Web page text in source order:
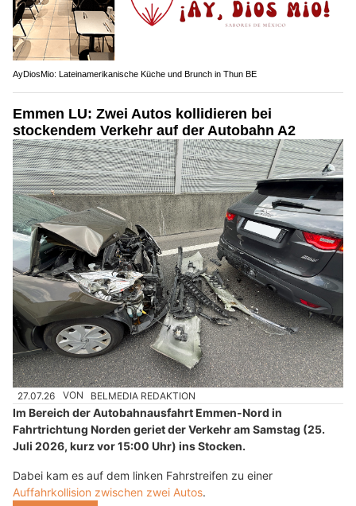
AyDiosMio: Lateinamerikanische Küche und Brunch in Thun BE
Emmen LU: Zwei Autos kollidieren bei
stockendem Verkehr auf der Autobahn A2
27.07.26 VON BELMEDIA REDAKTION
Im Bereich der Autobahnausfahrt Emmen-Nord in
Fahrtrichtung Norden geriet der Verkehr am Samstag (25.
Juli 2026, kurz vor 15:00 Uhr) ins Stocken.
Dabei kam es auf dem linken Fahrstreifen zu einer
Auffahrkollision zwischen zwei Autos.